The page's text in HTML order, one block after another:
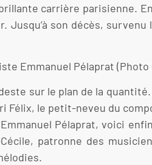
carrière parisienne.
son décès,
Emmanuel Pélaprat
sur le plan de la
Félix, le petit-neveu du
Pélaprat, voici
patronne des